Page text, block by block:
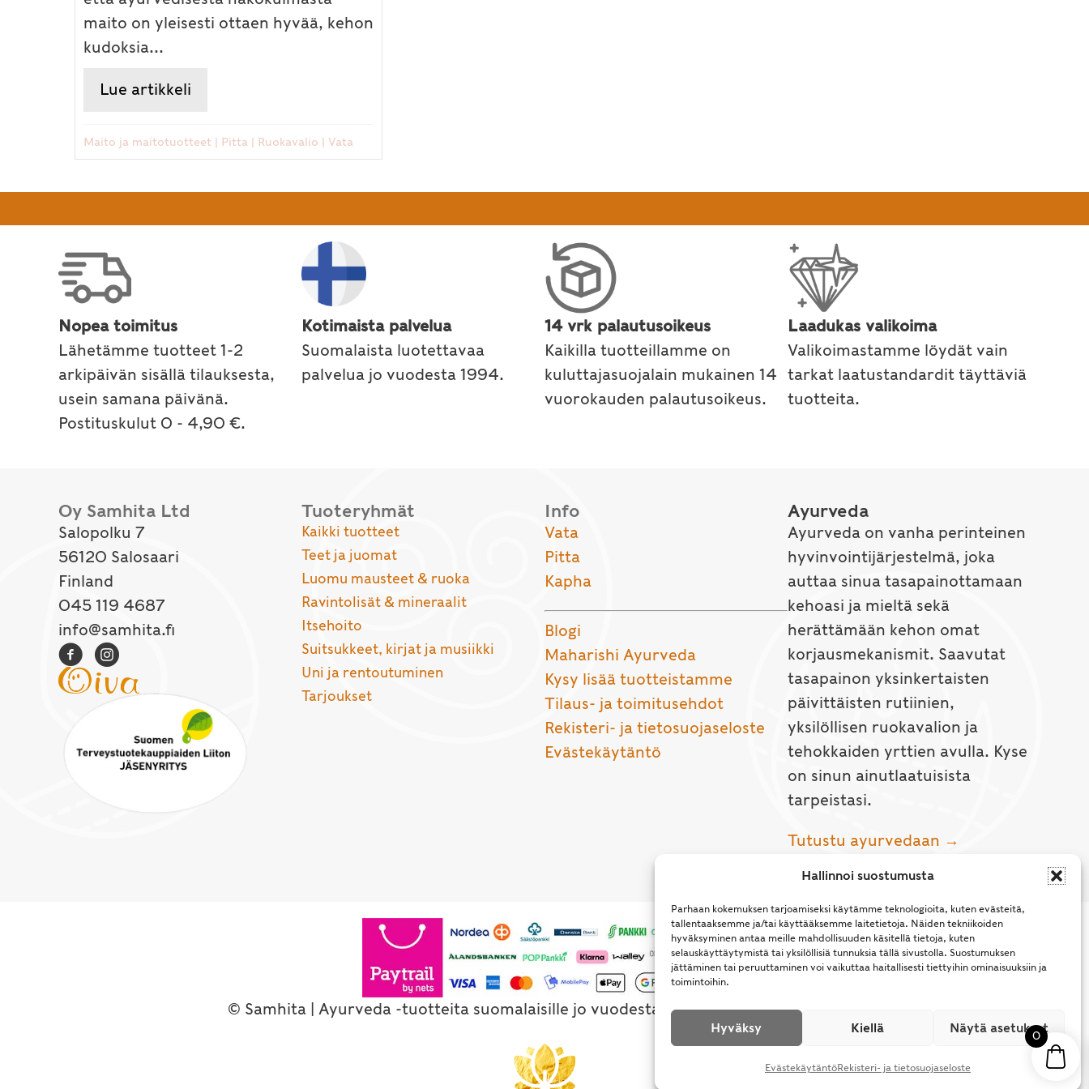
Hallinnoi suostumusta
Parhaan kokemuksen tarjoamiseksi käytämme teknologioita, kuten evästeitä,
tallentaaksemme ja/tai käyttääksemme laitetietoja. Näiden tekniikoiden
hyväksyminen antaa meille mahdollisuuden käsitellä tietoja, kuten
selauskäyttäytymistä tai yksilöllisiä tunnuksia tällä sivustolla. Suostumuksen
jättäminen tai peruuttaminen voi vaikuttaa haitallisesti tiettyihin ominaisuuksiin ja
toimintoihin.
Hyväksy Kiellä Näytä asetukset
EvästekäytäntöRekisteri- ja tietosuojaseloste
maito on yleisesti ottaen hyvää, kehon
kudoksia...
Lue artikkeli
Maito ja maitotuotteet | Pitta | Ruokavalio | Vata
Nopea toimitus
Lähetämme tuotteet 1-2
arkipäivän sisällä tilauksesta,
usein samana päivänä.
Postituskulut 0 - 4,90 €.
Kotimaista palvelua
Suomalaista luotettavaa
palvelua jo vuodesta 1994.
14 vrk palautusoikeus
Kaikilla tuotteillamme on
kuluttajasuojalain mukainen 14
vuorokauden palautusoikeus.
Laadukas valikoima
Valikoimastamme löydät vain
tarkat laatustandardit täyttäviä
tuotteita.
Oy Samhita Ltd
Salopolku 7
56120 Salosaari
Finland
045 119 4687
info@samhita.fi
Tuoteryhmät
Kaikki tuotteet
Teet ja juomat
Luomu mausteet & ruoka
Ravintolisät & mineraalit
Itsehoito
Suitsukkeet, kirjat ja musiikki
Uni ja rentoutuminen
Tarjoukset
Info
Vata
Pitta
Kapha
Blogi
Maharishi Ayurveda
Kysy lisää tuotteistamme
Tilaus- ja toimitusehdot
Rekisteri- ja tietosuojaseloste
Evästekäytäntö
Ayurveda
Ayurveda on vanha perinteinen
hyvinvointijärjestelmä, joka
auttaa sinua tasapainottamaan
kehoasi ja mieltä sekä
herättämään kehon omat
korjausmekanismit. Saavutat
tasapainon yksinkertaisten
päivittäisten rutiinien,
yksilöllisen ruokavalion ja
tehokkaiden yrttien avulla. Kyse
on sinun ainutlaatuisista
tarpeistasi.
Tutustu ayurvedaan →
© Samhita | Ayurveda -tuotteita suomalaisille jo vuodesta 1994. All Rights Reserved.
0